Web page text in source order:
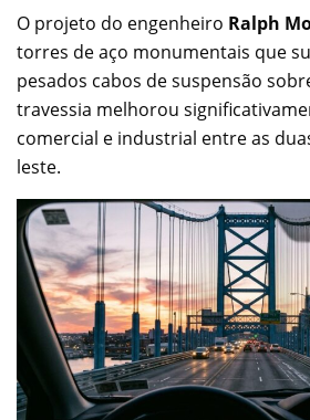
O projeto do engenheiro Ralph
torres de aço monumentais que
pesados cabos de suspensão
travessia melhorou
comercial e industrial entre as
leste.